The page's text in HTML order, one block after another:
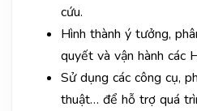
cứu.
Hình thành ý tưởng,
quyết và vận hành các
Sử dụng các công cụ,
thuật… để hỗ trợ quá